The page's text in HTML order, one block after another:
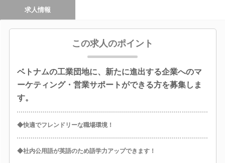
求人情報
この求人のポイント
ベトナムの工業団地に、新たに進出する企業へのマ
ーケティング・営業サポートができる方を募集しま
す。
◆快適でフレンドリーな職場環境！
◆社内公用語が英語のため語学力アップできます！